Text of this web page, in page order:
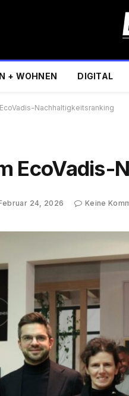
+ WOHNEN DIGITAL
Nachhaltigkeitsranking
24, 2026 Keine